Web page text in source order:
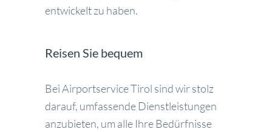
entwickelt zu haben.
Reisen Sie bequem
Bei Airportservice Tirol sind wir stolz
darauf, umfassende Dienstleistungen
anzubieten, um alle Ihre Bedürfnisse